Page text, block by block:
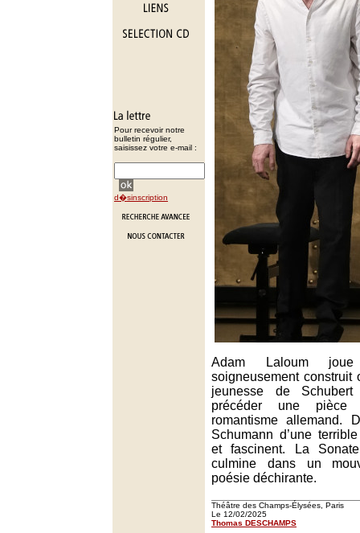
Pour recevoir notre
bulletin régulier,
saisissez votre e-mail :
d�sinscription
Adam Laloum
soigneusement construit
jeunesse de Schubert
précéder une pièce
romantisme allemand.
Schumann d’une
et fascinent. La
culmine dans un
poésie déchirante.
Théâtre des Champs-Élysées, Paris
Le 12/02/2025
Thomas DESCHAMPS